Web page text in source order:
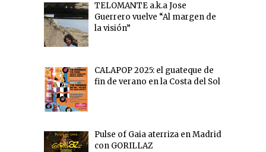
TELOMANTE a.k.a Jose
Guerrero vuelve “Al margen de
la visión”
CALAPOP 2025: el guateque de
fin de verano en la Costa del Sol
Pulse of Gaia aterriza en Madrid
con GORILLAZ